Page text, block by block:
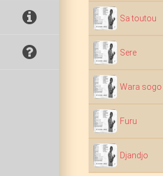
Sa toutou
Sere
Wara sogo
Furu
Djandjo